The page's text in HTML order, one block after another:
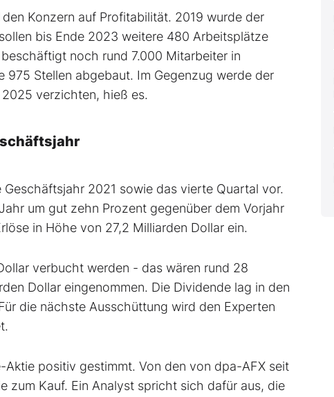
Konzern auf Profitabilität. 2019 wurde der
bis Ende 2023 weitere 480 Arbeitsplätze
noch rund 7.000 Mitarbeiter in
975 Stellen abgebaut. Im Gegenzug werde der
verzichten, hieß es.
2021 sowie das vierte Quartal vor.
um gut zehn Prozent gegenüber dem Vorjahr
in Höhe von 27,2 Milliarden Dollar ein.
verbucht werden - das wären rund 28
Dollar eingenommen. Die Dividende lag in den
die nächste Ausschüttung wird den Experten
positiv gestimmt. Von den von dpa-AFX seit
zum Kauf. Ein Analyst spricht sich dafür aus, die